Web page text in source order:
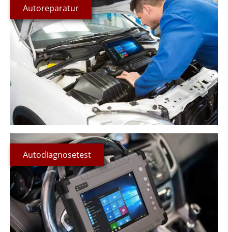
Autoreparatur
Autodiagnosetest